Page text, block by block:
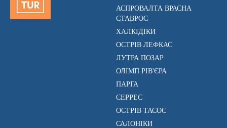
АСПРОВАЛТА ВРАСНА
СТАВРОС
ХАЛКІДІКИ
ОСТРІВ ЛЕФКАС
ЛУТРА ПОЗАР
ОЛІМП РІВ'ЄРА
ПАРГА
СЕРРЕС
ОСТРІВ ТАСОС
САЛОНІКИ